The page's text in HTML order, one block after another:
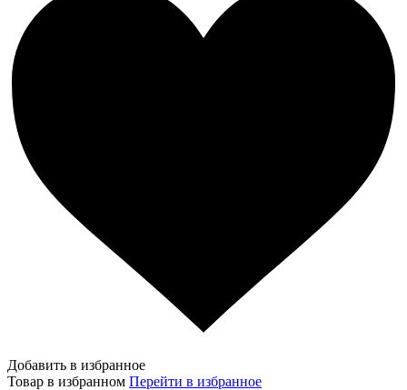
Добавить в избранное
Товар в избранном Перейти в избранное